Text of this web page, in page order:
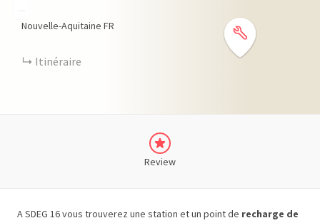
Nouvelle-Aquitaine FR
Itinéraire
Review
A SDEG 16 vous trouverez une station et un point de recharge de